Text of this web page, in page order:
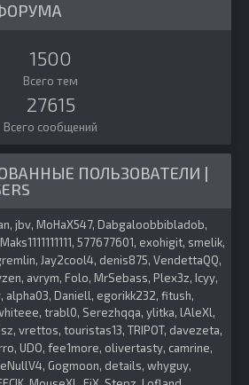
1500
Всего тем
27615
Всего сообщений
ПОЛЬЗОВАТЕЛИ |
jbv MoHaX547 Dabgaloobbibladob
Maks1111111111 577677601 exohigit smelik
Jay2cool4 denis875 VendettaQQ
avrym Folo MrSebass Plex3z Icyy
alpha03 Daniell egorikk232 fitush
trabl0 Serezhqqa ylitka lAleXl
vrettos touristas13 TRIPOT davezeta
UDO fee1more olivertasty camrine
Gogmoon details whyguy